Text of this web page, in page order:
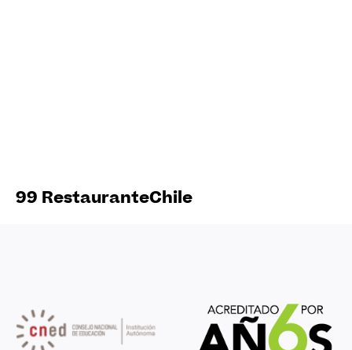
99 RestauranteChile